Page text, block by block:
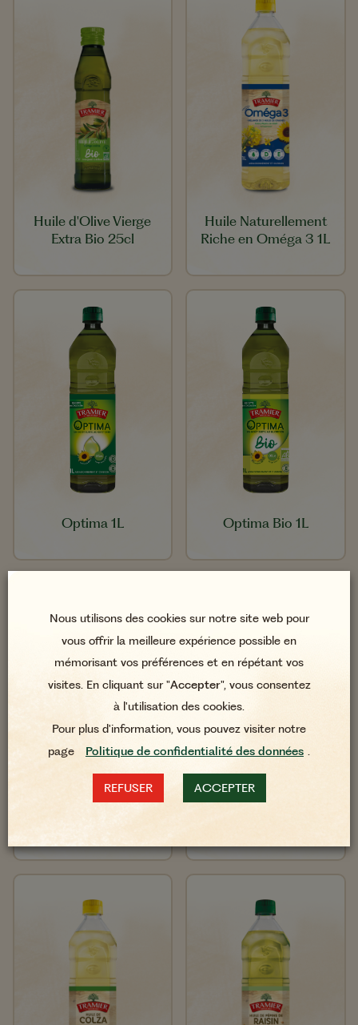
Huile d'Olive Vierge
Extra Bio 25cl
Huile Naturellement
Riche en Oméga 3 1L
Optima 1L Optima Bio 1L
Nous utilisons des cookies sur notre site web pour
vous offrir la meilleure expérience possible en
mémorisant vos préférences et en répétant vos
visites. En cliquant sur "Accepter", vous consentez
à l'utilisation des cookies.
Pour plus d'information, vous pouvez visiter notre
page
Politique de confidentialité des données .
REFUSER ACCEPTER